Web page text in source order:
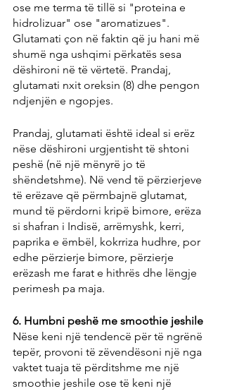
ose me terma të tillë si "proteina e
hidrolizuar" ose "aromatizues".
Glutamati çon në faktin që ju hani më
shumë nga ushqimi përkatës sesa
dëshironi në të vërtetë. Prandaj,
glutamati nxit oreksin (8) dhe pengon
ndjenjën e ngopjes.
Prandaj, glutamati është ideal si erëz
nëse dëshironi urgjentisht të shtoni
peshë (në një mënyrë jo të
shëndetshme). Në vend të përzierjeve
të erëzave që përmbajnë glutamat,
mund të përdorni kripë bimore, erëza
si shafran i Indisë, arrëmyshk, kerri,
paprika e ëmbël, kokrriza hudhre, por
edhe përzierje bimore, përzierje
erëzash me farat e hithrës dhe lëngje
perimesh pa maja.
6. Humbni peshë me smoothie jeshile
Nëse keni një tendencë për të ngrënë
tepër, provoni të zëvendësoni një nga
vaktet tuaja të përditshme me një
smoothie jeshile ose të keni një